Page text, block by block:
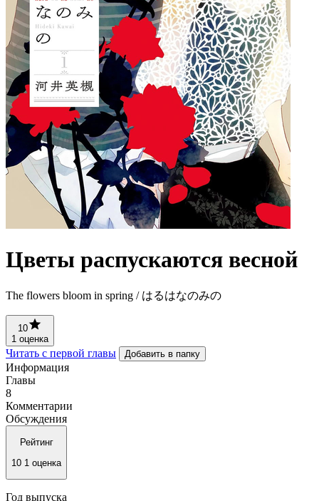
Цветы распускаются весной
The flowers bloom in spring / はるはなのみの
10
1 оценка
Читать с первой главы Добавить в папку
Информация
Главы
8
Комментарии
Обсуждения
Рейтинг
10 1 оценка
Год выпуска